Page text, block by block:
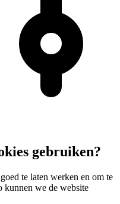
gebruiken?
te laten werken en om te
kunnen we de website